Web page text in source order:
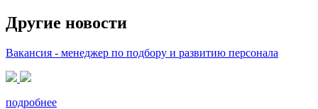
Другие новости
Вакансия - менеджер по подбору и развитию персонала
подробнее